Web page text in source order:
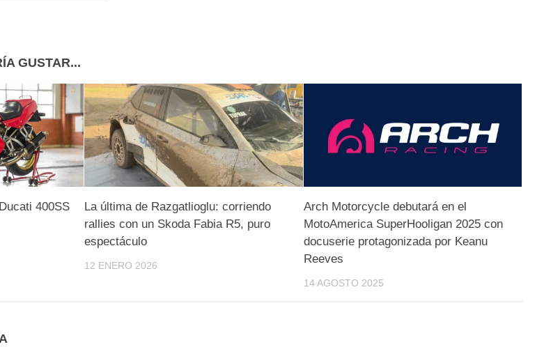
GUSTAR...
400SS
La última de Razgatlioglu: corriendo
rallies con un Skoda Fabia R5, puro
espectáculo
12 ENERO 2026
Arch Motorcycle debutará en el
MotoAmerica SuperHooligan 2025 con
docuserie protagonizada por Keanu
Reeves
14 AGOSTO 2025